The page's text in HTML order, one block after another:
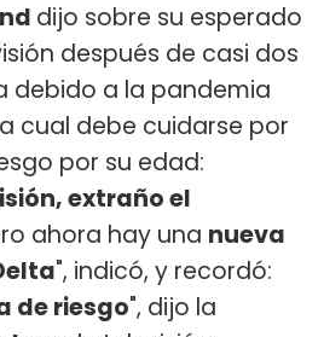
dijo sobre su esperado
después de casi dos
debido a la pandemia
cual debe cuidarse por
por su edad:
extraño el
ahora hay una nueva
", indicó, y recordó:
de riesgo", dijo la